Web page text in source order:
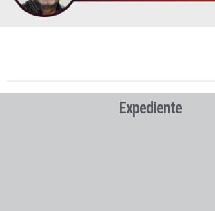
Expediente